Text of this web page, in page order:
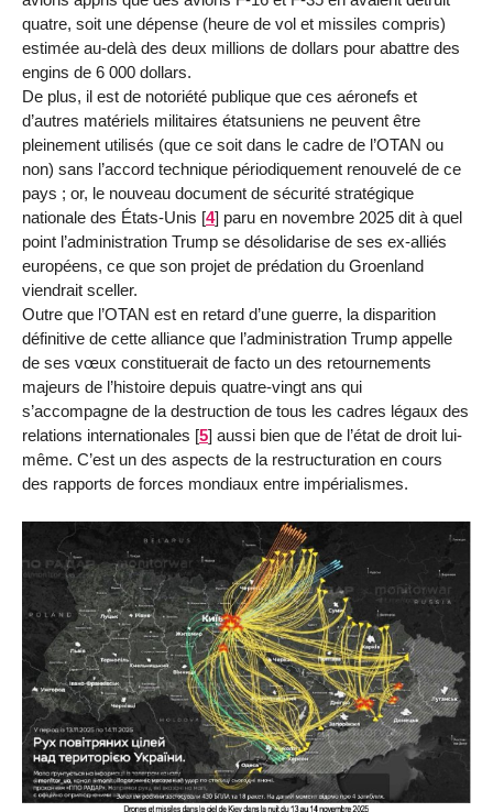
quatre, soit une dépense (heure de vol et missiles compris)
estimée au-delà des deux millions de dollars pour abattre des
engins de 6 000 dollars.
De plus, il est de notoriété publique que ces aéronefs et
d’autres matériels militaires étatsuniens ne peuvent être
pleinement utilisés (que ce soit dans le cadre de l’OTAN ou
non) sans l’accord technique périodiquement renouvelé de ce
pays ; or, le nouveau document de sécurité stratégique
nationale des États-Unis [4] paru en novembre 2025 dit à quel
point l’administration Trump se désolidarise de ses ex-alliés
européens, ce que son projet de prédation du Groenland
viendrait sceller.
Outre que l’OTAN est en retard d’une guerre, la disparition
définitive de cette alliance que l’administration Trump appelle
de ses vœux constituerait de facto un des retournements
majeurs de l’histoire depuis quatre-vingt ans qui
s’accompagne de la destruction de tous les cadres légaux des
relations internationales [5] aussi bien que de l’état de droit lui-
même. C’est un des aspects de la restructuration en cours
des rapports de forces mondiaux entre impérialismes.